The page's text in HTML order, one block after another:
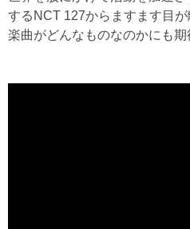
するNCT 127からますます目
楽曲がどんなものなのかにも期